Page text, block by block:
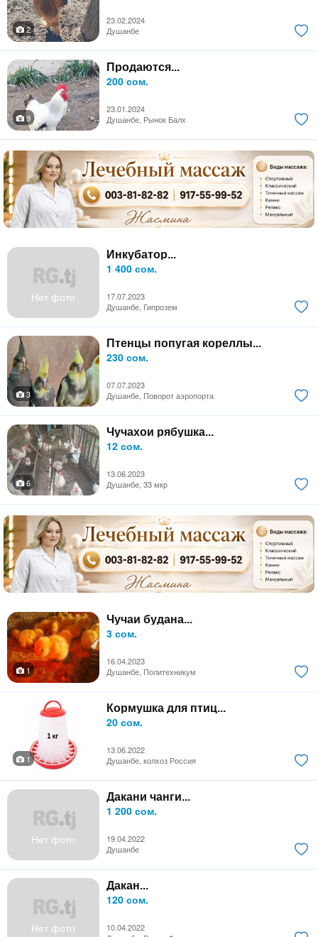
23.02.2024
2
Душанбе
Продаются...
200 сом.
23.01.2024
9
Душанбе, Рынок Балх
Нет фото
Инкубатор...
1 400 сом.
17.07.2023
Душанбе, Гипрозем
Птенцы попугая кореллы...
230 сом.
07.07.2023
3
Душанбе, Поворот аэропорта
Чучахои рябушка...
12 сом.
13.06.2023
6
Душанбе, 33 мкр
Чучаи будана...
3 сом.
16.04.2023
1
Душанбе, Политехникум
Кормушка для птиц...
20 сом.
13.06.2022
1
Душанбе, колхоз Россия
Нет фото
Дакани чанги...
1 200 сом.
19.04.2022
Душанбе
Нет фото
Дакан...
120 сом.
10.04.2022